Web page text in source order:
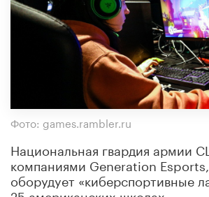
Фото: games.rambler.ru
Национальная гвардия армии
компаниями Generation
оборудует «киберспортивные